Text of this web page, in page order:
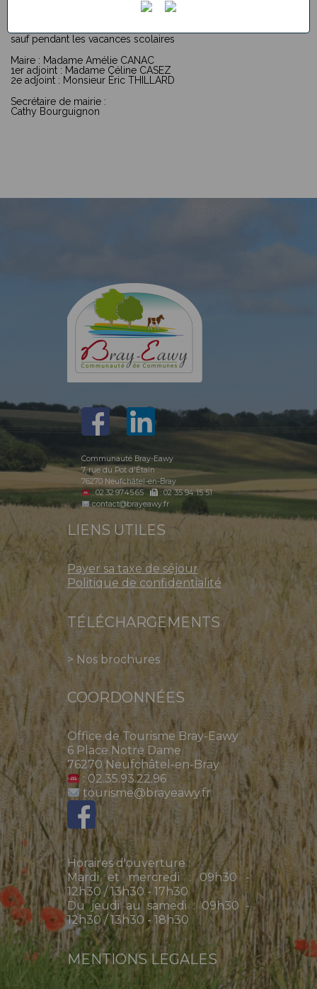
jeudi : 9h00 – 12h00 / 13h30 – 16h30
sauf pendant les vacances scolaires
Maire : Madame Amélie CANAC
1er adjoint : Madame Céline CASEZ
2e adjoint : Monsieur Éric THILLARD
Secrétaire de mairie :
Cathy Bourguignon
Communauté Bray-Eawy
7, rue du Pot d'Étain
76270 Neufchâtel-en-Bray
: 02.32.97.45.65
: 02 35 94 15 51
contact@brayeawy.fr
LIENS UTILES
Payer sa taxe de séjour
Politique de confidentialité
TÉLÉCHARGEMENTS
> Nos brochures
COORDONNÉES
Office de Tourisme Bray-Eawy
6 Place Notre Dame
76270 Neufchâtel-en-Bray
: 02.35.93.22.96
tourisme@brayeawy.fr
Horaires d'ouverture :
Mardi et mercredi : 09h30 -
12h30 / 13h30 - 17h30
Du jeudi au samedi : 09h30 -
12h30 / 13h30 - 18h30
MENTIONS LEGALES